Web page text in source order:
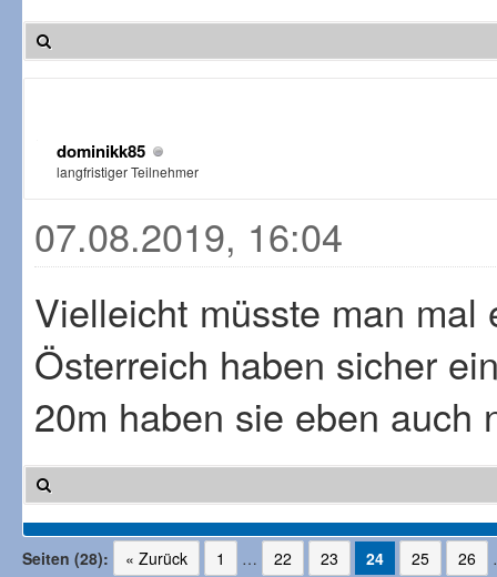
dominikk85
langfristiger Teilnehmer
07.08.2019, 16:04
Vielleicht müsste man
Österreich haben sicher
20m haben sie eben auch
Seiten (28): « Zurück 1 … 22 23 24 25 26